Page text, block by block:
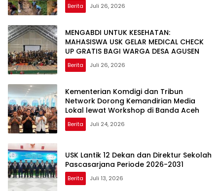
Berita Juli 26, 2026
MENGABDI UNTUK KESEHATAN:
MAHASISWA USK GELAR MEDICAL CHECK
Berita Juli 26, 2026
Kementerian Komdigi dan Tribun
Network Dorong Kemandirian Media
Lokal lewat Workshop di Banda Aceh
Berita Juli 24, 2026
USK Lantik 12 Dekan dan Direktur Sekolah
Pascasarjana Periode 2026-2031
Berita Juli 13, 2026